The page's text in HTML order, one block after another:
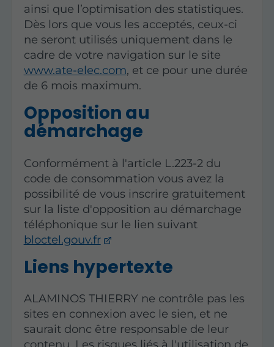
ainsi que l’optimisation des statistiques.
Dès lors que vous les acceptés, ceux-ci
ne seront utilisés uniquement dans le
cadre de votre navigation sur le site
www.ate-elec.com, et ce pour une durée
de 6 mois maximum.
Opposition au
démarchage
Conformément à l'article L.223-2 du
code de consommation vous avez la
possibilité de vous inscrire gratuitement
sur la liste d'opposition au démarchage
téléphonique sur le lien suivant
bloctel.gouv.fr
Liens hypertexte
ALAMINOS THIERRY ne contrôle pas les
sites en connexion avec le sien, et ne
saurait donc être responsable de leur